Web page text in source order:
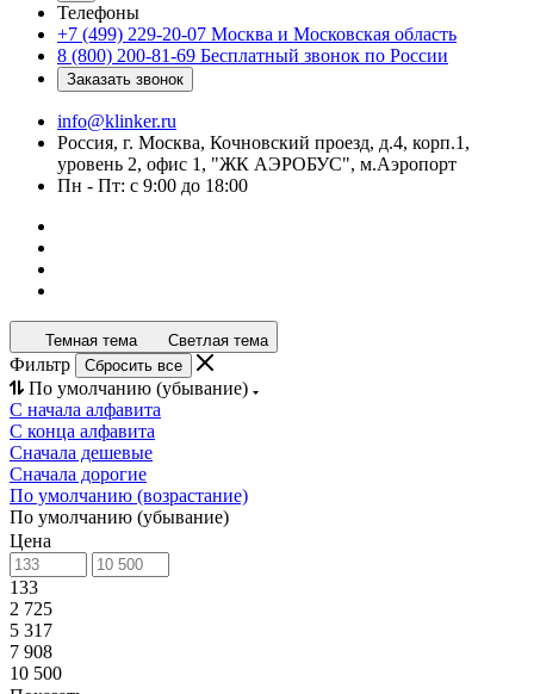
Телефоны
+7 (499) 229-20-07 Москва и Московская область
8 (800) 200-81-69 Бесплатный звонок по России
Заказать звонок
info@klinker.ru
Россия, г. Москва, Кочновский проезд, д.4, корп.1,
уровень 2, офис 1, "ЖК АЭРОБУС", м.Аэропорт
Пн - Пт: с 9:00 до 18:00
Темная тема Светлая тема
Фильтр Сбросить все
По умолчанию (убывание)
С начала алфавита
С конца алфавита
Сначала дешевые
Сначала дорогие
По умолчанию (возрастание)
По умолчанию (убывание)
Цена
133
2 725
5 317
7 908
10 500